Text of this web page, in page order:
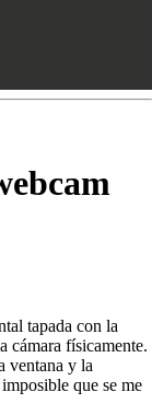
tapada con la
cámara físicamente.
ventana y la
que se me